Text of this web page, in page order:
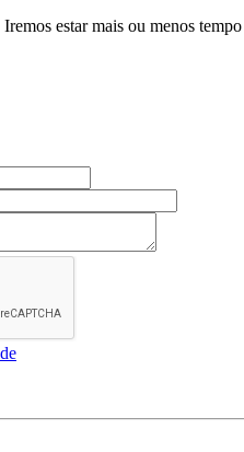
estar mais ou menos